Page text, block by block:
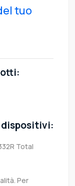
tuo
Total
Per